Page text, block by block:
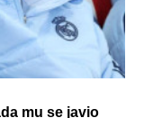
mu se javio